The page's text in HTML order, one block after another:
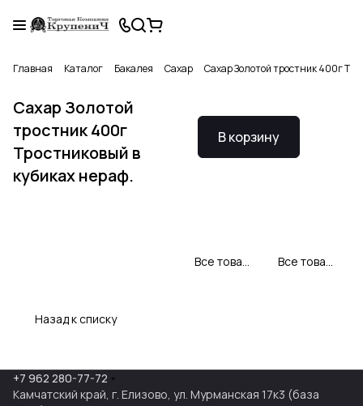
Главная Каталог Бакалея Сахар Сахар Золотой тростник 400г
Сахар Золотой
тростник 400г
Тростниковый в
кубиках нераф.
В корзину
Все товары Мистраль Все товары категории
Назад к списку
+7 962 280-77-72
Камчатский край, г. Елизово, ул. Мурманская 17к3 (база